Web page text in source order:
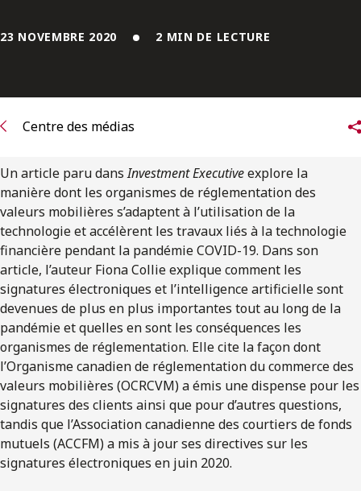
S’abonner aux articles Osler
23 NOVEMBRE 2020 2 MIN DE LECTURE
Centre des médias
Un article paru dansInvestment Executiveexplore la
manière dont les organismes de réglementation des
valeurs mobilières s’adaptent à l’utilisation de la
technologie et accélèrent les travaux liés à la technologie
financière pendant la pandémie COVID-19. Dans son
article, l’auteur Fiona Collie explique comment les
signatures électroniques et l’intelligence artificielle sont
devenues de plus en plus importantes tout au long de la
pandémie et quelles en sont les conséquences les
organismes de réglementation. Elle cite la façon dont
l’Organisme canadien de réglementation du commerce des
valeurs mobilières (OCRCVM) a émis une dispense pour les
signatures des clients ainsi que pour d’autres questions,
tandis que l’Association canadienne des courtiers de fonds
mutuels (ACCFM) a mis à jour ses directives sur les
signatures électroniques en juin 2020.